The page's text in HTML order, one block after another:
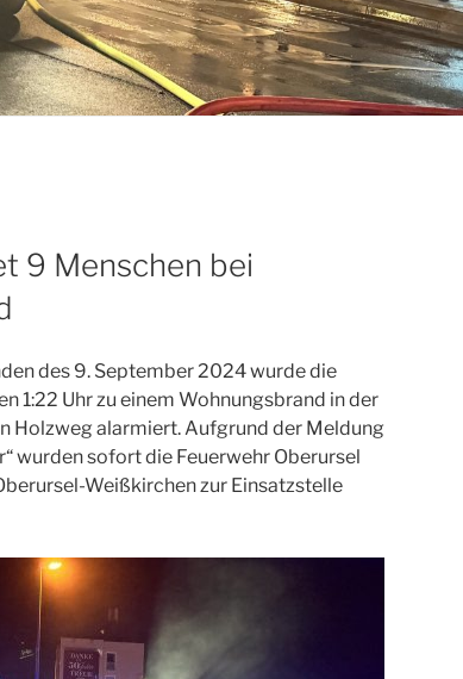
9 Menschen bei
des 9. September 2024 wurde die
1:22 Uhr zu einem Wohnungsbrand in der
Holzweg alarmiert. Aufgrund der Meldung
wurden sofort die Feuerwehr Oberursel
Weißkirchen zur Einsatzstelle